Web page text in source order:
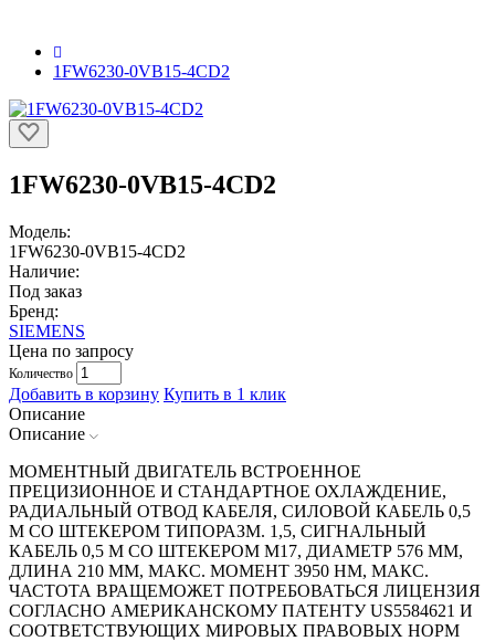
1FW6230-0VB15-4CD2
1FW6230-0VB15-4CD2
Модель:
1FW6230-0VB15-4CD2
Наличие:
Под заказ
Бренд:
SIEMENS
Цена по запросу
Количество
Добавить в корзину Купить в 1 клик
Описание
Описание
МОМЕНТНЫЙ ДВИГАТЕЛЬ ВСТРОЕННОЕ
ПРЕЦИЗИОННОЕ И СТАНДАРТНОЕ ОХЛАЖДЕНИЕ,
РАДИАЛЬНЫЙ ОТВОД КАБЕЛЯ, СИЛОВОЙ КАБЕЛЬ 0,5
М СО ШТЕКЕРОМ ТИПОРАЗМ. 1,5, СИГНАЛЬНЫЙ
КАБЕЛЬ 0,5 М СО ШТЕКЕРОМ М17, ДИАМЕТР 576 ММ,
ДЛИНА 210 ММ, МАКС. МОМЕНТ 3950 HM, МАКС.
ЧАСТОТА ВРАЩЕМОЖЕТ ПОТРЕБОВАТЬСЯ ЛИЦЕНЗИЯ
СОГЛАСНО АМЕРИКАНСКОМУ ПАТЕНТУ US5584621 И
СООТВЕТСТВУЮЩИХ МИРОВЫХ ПРАВОВЫХ НОРМ